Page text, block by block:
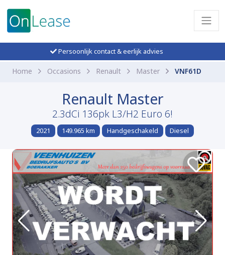
Persoonlijk contact & eerlijk advies
Home Occasions Renault Master VNF61D
Renault Master
2.3dCi 136pk L3/H2 Euro 6!
2021 149.965 km Handgeschakeld Diesel